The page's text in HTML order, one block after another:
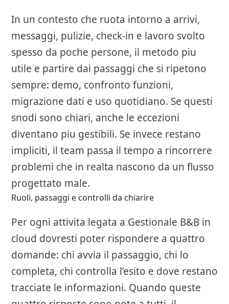
In un contesto che ruota intorno a arrivi,
messaggi, pulizie, check-in e lavoro svolto
spesso da poche persone, il metodo piu
utile e partire dai passaggi che si ripetono
sempre: demo, confronto funzioni,
migrazione dati e uso quotidiano. Se questi
snodi sono chiari, anche le eccezioni
diventano piu gestibili. Se invece restano
impliciti, il team passa il tempo a rincorrere
problemi che in realta nascono da un flusso
progettato male.
Ruoli, passaggi e controlli da chiarire
Per ogni attivita legata a Gestionale B&B in
cloud dovresti poter rispondere a quattro
domande: chi avvia il passaggio, chi lo
completa, chi controlla l’esito e dove restano
tracciate le informazioni. Quando queste